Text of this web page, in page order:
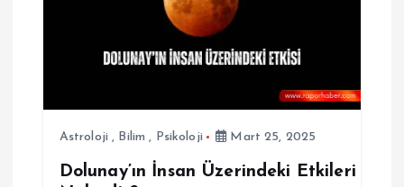
Astroloji , Bilim , Psikoloji Mart 25, 2025
Dolunay’ın İnsan Üzerindeki Etkileri